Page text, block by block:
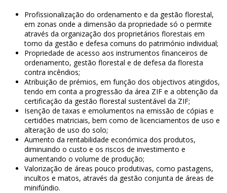
Profissionalização do ordenamento e da gestão florestal,
em zonas onde a dimensão da propriedade só o permite
através da organização dos proprietários florestais em
torno da gestão e defesa comuns do património individual;
Propriedade de acesso aos instrumentos financeiros de
ordenamento, gestão florestal e de defesa da floresta
contra incêndios;
Atribuição de prémios, em função dos objectivos atingidos,
tendo em conta a progressão da área ZIF e a obtenção da
certificação da gestão florestal sustentável da ZIF;
Isenção de taxas e emolumentos na emissão de cópias e
certidões matriciais, bem como de licenciamentos de uso e
alteração de uso do solo;
Aumento da rentabilidade económica dos produtos,
diminuindo o custo e os riscos de investimento e
aumentando o volume de produção;
Valorização de áreas pouco produtivas, como pastagens,
incultos e matos, através da gestão conjunta de áreas de
minifúndio.